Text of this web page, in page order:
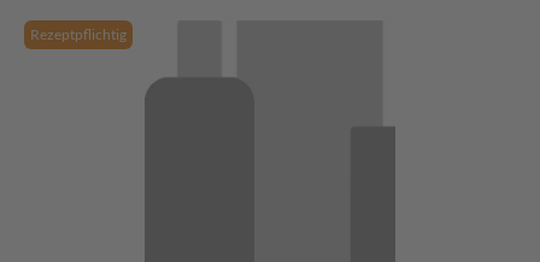
Rezeptpflichtig